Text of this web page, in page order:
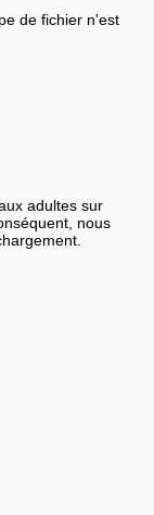
de fichier n'est
adultes sur
nous